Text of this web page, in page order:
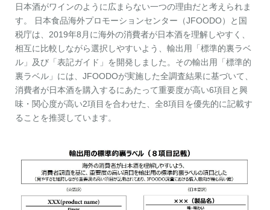
日本酒がワインのように広まらない一つの理由だと考えられま
す。 日本食品海外プロモーションセンター（JFOODO）と国
税庁は、2019年8月に海外の消費者が日本酒を理解しやすく、
相互に比較しながら選択しやすいよう、輸出用「標準的裏ラベ
ル」及び「表記ガイド」を開発しました。その輸出用「標準的
裏ラベル」には、JFOODOが実施した全調査結果に基づいて、
消費者が日本酒を購入するにあたって重要度が高い6項目と興
味・関心度が高い2項目を合わせた、全8項目を優先的に記載す
ることを推奨しています。